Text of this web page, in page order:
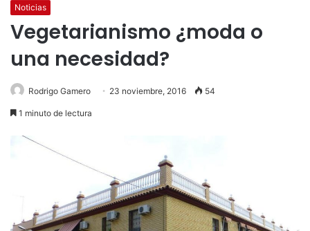
Noticias
Vegetarianismo ¿moda o
una necesidad?
Rodrigo Gamero 23 noviembre, 2016 54
1 minuto de lectura